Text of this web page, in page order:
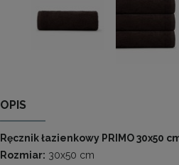
OPIS
Ręcznik łazienkowy PRIMO 30x50
Rozmiar: 30x50 cm